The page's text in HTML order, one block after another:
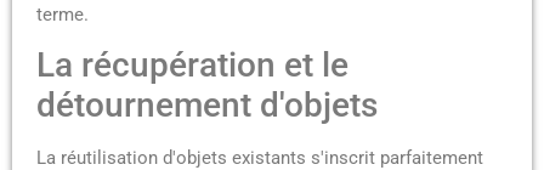
terme.
La récupération et le
détournement d'objets
La réutilisation d'objets existants s'inscrit parfaitement